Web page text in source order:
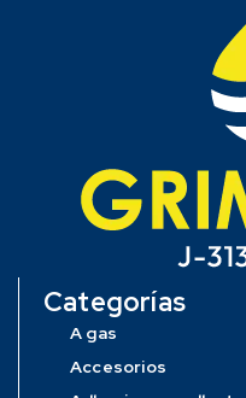
Categorías
A gas
Accesorios